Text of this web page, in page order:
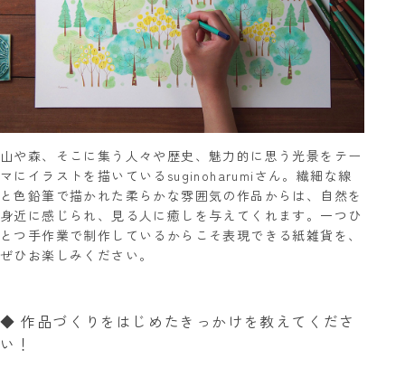
山や森、そこに集う人々や歴史、魅力的に思う光景をテー
マにイラストを描いているsuginoharumiさん。繊細な線
と色鉛筆で描かれた柔らかな雰囲気の作品からは、自然を
身近に感じられ、見る人に癒しを与えてくれます。一つひ
とつ手作業で制作しているからこそ表現できる紙雑貨を、
ぜひお楽しみください。
◆ 作品づくりをはじめたきっかけを教えてくださ
い！